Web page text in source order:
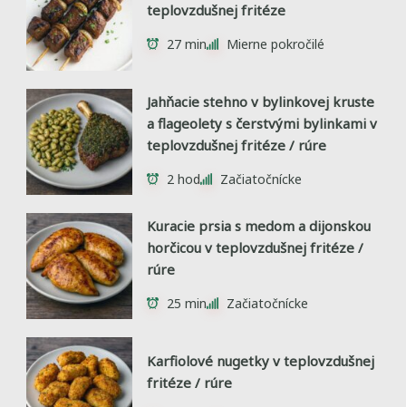
teplovzdušnej fritéze
27 min Mierne pokročilé
Jahňacie stehno v bylinkovej kruste
a flageolety s čerstvými bylinkami v
teplovzdušnej fritéze / rúre
2 hod Začiatočnícke
Kuracie prsia s medom a dijonskou
horčicou v teplovzdušnej fritéze /
rúre
25 min Začiatočnícke
Karfiolové nugetky v teplovzdušnej
fritéze / rúre